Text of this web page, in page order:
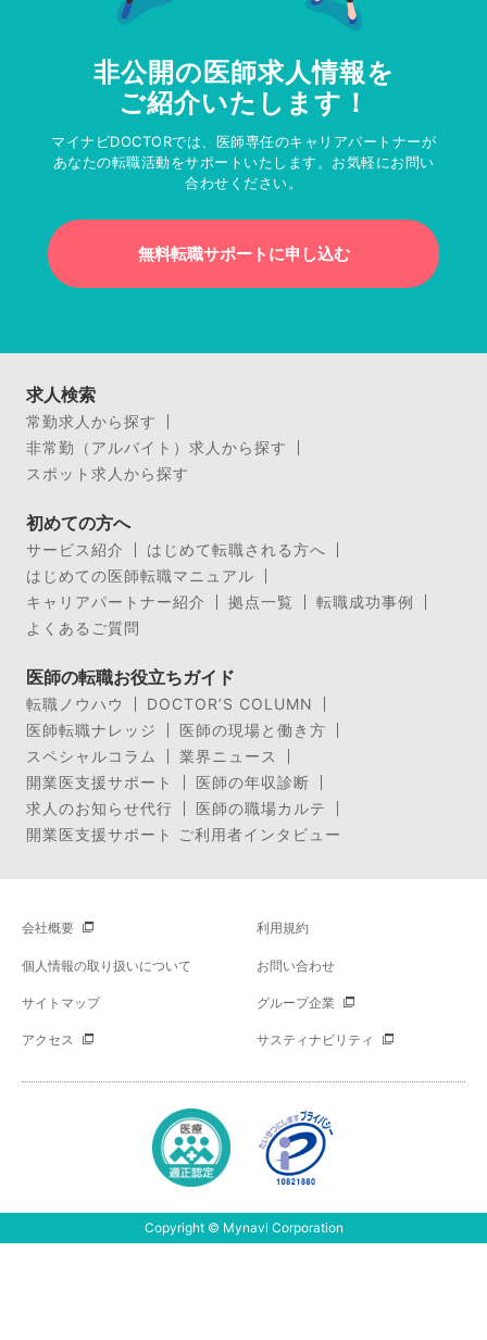
非公開の医師求人情報を
ご紹介いたします！
マイナビDOCTORでは、医師専任のキャリアパートナーが
あなたの転職活動をサポートいたします。お気軽にお問い
合わせください。
無料転職サポートに申し込む
求人検索
常勤求人から探す
非常勤（アルバイト）求人から探す
スポット求人から探す
初めての方へ
サービス紹介
はじめて転職される方へ
はじめての医師転職マニュアル
キャリアパートナー紹介
拠点一覧
転職成功事例
よくあるご質問
医師の転職お役立ちガイド
転職ノウハウ
DOCTOR’S COLUMN
医師転職ナレッジ
医師の現場と働き方
スペシャルコラム
業界ニュース
開業医支援サポート
医師の年収診断
求人のお知らせ代行
医師の職場カルテ
開業医支援サポート ご利用者インタビュー
会社概要 利用規約
個人情報の取り扱いについて お問い合わせ
サイトマップ グループ企業
アクセス サスティナビリティ
Copyright © Mynavi Corporation